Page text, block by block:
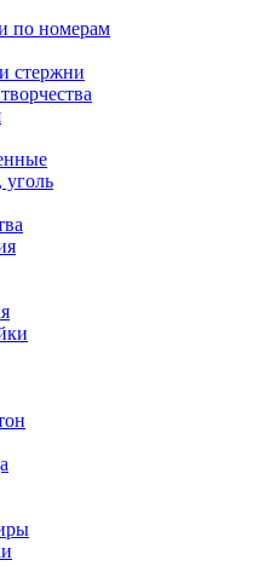
по номерам
стержни
уголь